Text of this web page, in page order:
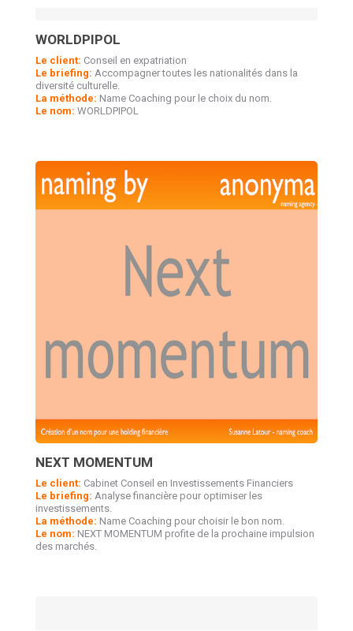
WORLDPIPOL
Le client: Conseil en expatriation
Le briefing: Accompagner toutes les nationalités dans la
diversité culturelle.
La méthode: Name Coaching pour le choix du nom.
Le nom: WORLDPIPOL
NEXT MOMENTUM
Le client: Cabinet Conseil en Investissements Financiers
Le briefing: Analyse financière pour optimiser les
investissements.
La méthode: Name Coaching pour choisir le bon nom.
Le nom: NEXT MOMENTUM profite de la prochaine impulsion
des marchés.